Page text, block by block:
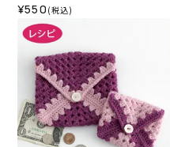
¥550 (税込)